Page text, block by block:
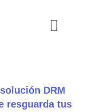
Menú
DRM
resguarda tus